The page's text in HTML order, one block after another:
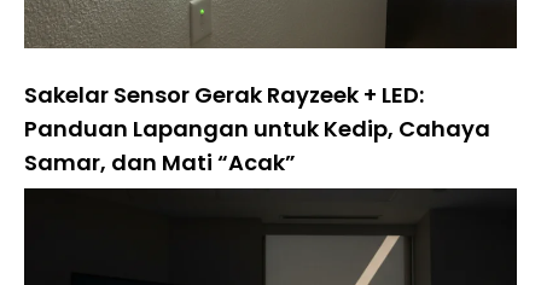
Sakelar Sensor Gerak Rayzeek + LED:
Panduan Lapangan untuk Kedip, Cahaya
Samar, dan Mati “Acak”